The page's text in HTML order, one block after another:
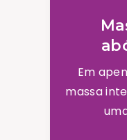
Em
massa